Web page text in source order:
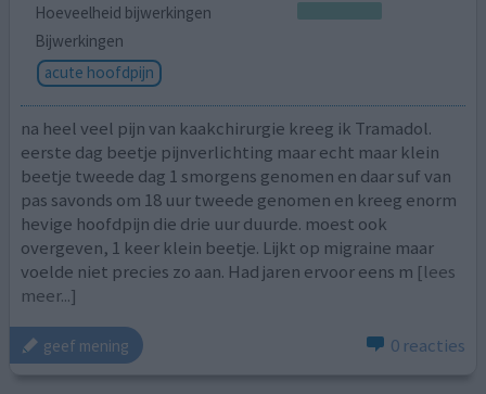
Hoeveelheid bijwerkingen
Bijwerkingen
acute hoofdpijn
na heel veel pijn van kaakchirurgie kreeg ik Tramadol.
eerste dag beetje pijnverlichting maar echt maar klein
beetje tweede dag 1 smorgens genomen en daar suf van
pas savonds om 18 uur tweede genomen en kreeg enorm
hevige hoofdpijn die drie uur duurde. moest ook
overgeven, 1 keer klein beetje. Lijkt op migraine maar
voelde niet precies zo aan. Had jaren ervoor eens m [lees
meer...]
geef mening 0 reacties